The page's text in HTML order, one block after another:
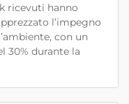
ricevuti hanno
l’impegno
con un
30% durante la